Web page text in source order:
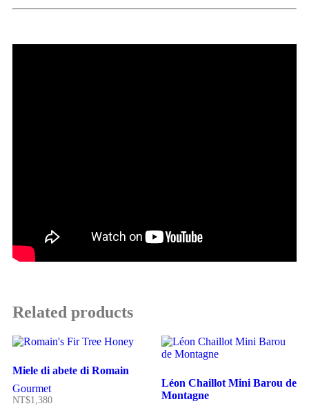
Related products
Miele di abete di Romain
Gourmet
NT$1,380
Léon Chaillot Mini Barou de
Montagne